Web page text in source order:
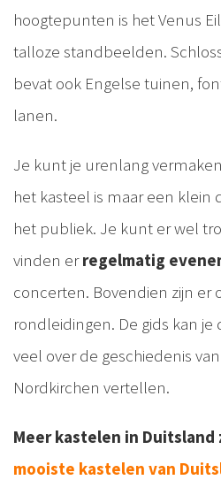
hoogtepunten is het Venus
talloze standbeelden.
bevat ook Engelse tuinen,
lanen.
Je kunt je urenlang
het kasteel is maar een klein
het publiek. Je kunt er wel
vinden erregelmatig
concerten. Bovendien zijn er
rondleidingen. De gids kan
veel over de geschiedenis
Nordkirchen vertellen.
Meer kastelen in Duitsland
mooiste kastelen van